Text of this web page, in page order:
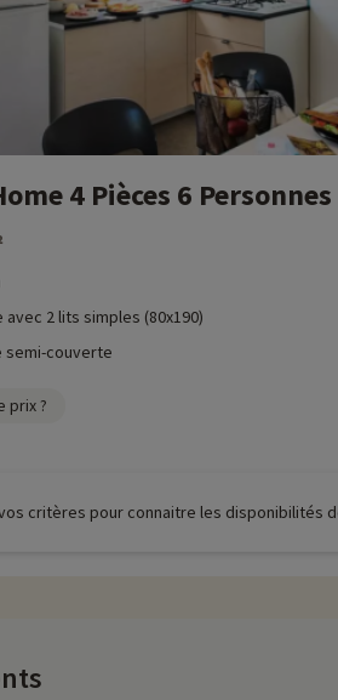
4 Pièces 6
avec 2 lits simples (80x190)
semi-couverte
prix ?
critères pour connaitre les disponibilités